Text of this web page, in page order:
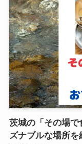
茨城の「その場
ズナブルな場所を